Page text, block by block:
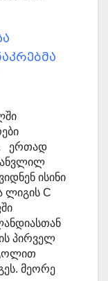
ერთად
ისინი
ლიგის C
პირველ
გოლით
მეორე